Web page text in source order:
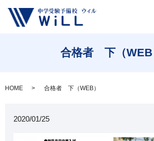
合格者 下（WEB
HOME 合格者 下（WEB）
2020/01/25